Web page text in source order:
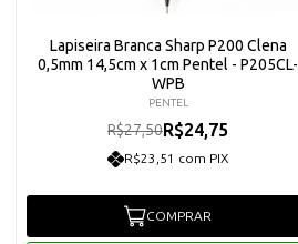
Lapiseira Branca Sharp P200 Clena
0,5mm 14,5cm x 1cm Pentel - P205CL-
WPB
PENTEL
R$27,50R$24,75
R$23,51 com PIX
COMPRAR